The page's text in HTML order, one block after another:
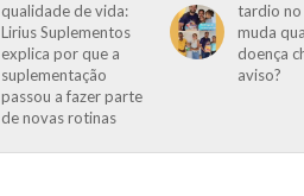
qualidade de vida:
Lirius Suplementos
explica por que a
suplementação
passou a fazer parte
de novas rotinas
tardio no
muda
doença
aviso?